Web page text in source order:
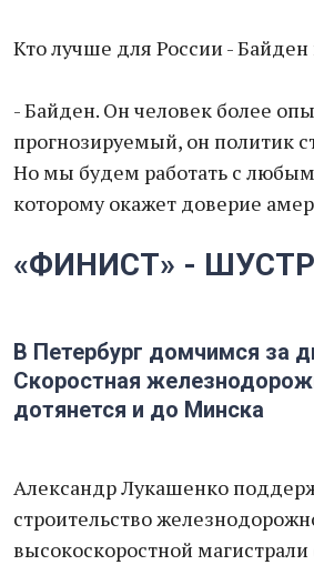
Кто лучше для России -
- Байден. Он человек более
прогнозируемый, он политик
Но мы будем работать с
которому окажет доверие
«ФИНИСТ» -
В Петербург домчимся за
Скоростная
дотянется и до Минска
Александр Лукашенко
строительство
высокоскоростной